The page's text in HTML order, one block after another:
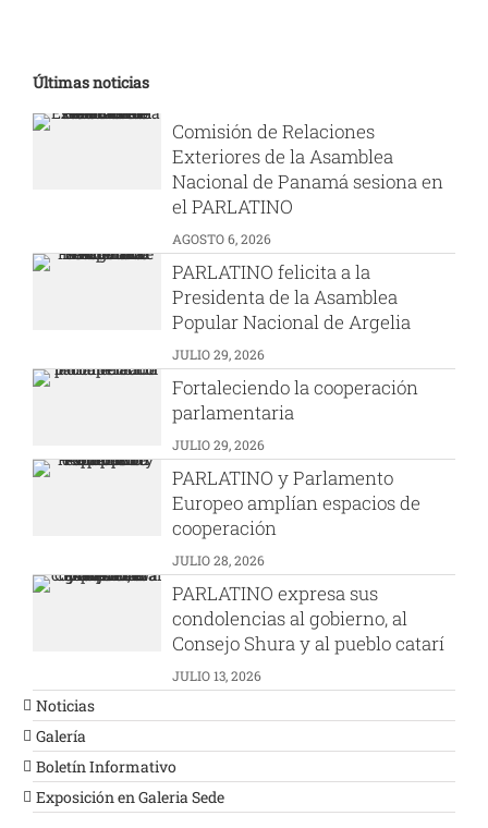
Últimas noticias
Comisión de Relaciones
Exteriores de la Asamblea
Nacional de Panamá sesiona en
el PARLATINO
AGOSTO 6, 2026
PARLATINO felicita a la
Presidenta de la Asamblea
Popular Nacional de Argelia
JULIO 29, 2026
Fortaleciendo la cooperación
parlamentaria
JULIO 29, 2026
PARLATINO y Parlamento
Europeo amplían espacios de
cooperación
JULIO 28, 2026
PARLATINO expresa sus
condolencias al gobierno, al
Consejo Shura y al pueblo catarí
JULIO 13, 2026
Noticias
Galería
Boletín Informativo
Exposición en Galeria Sede